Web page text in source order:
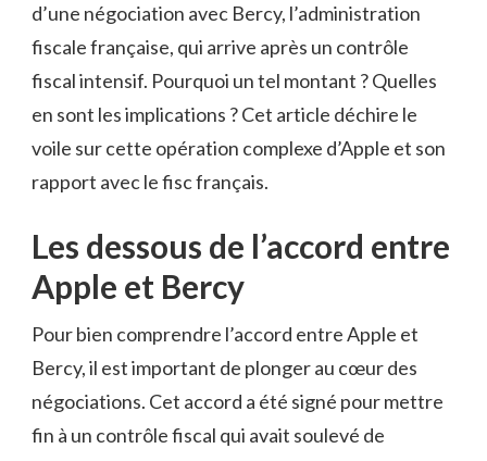
d’une négociation avec Bercy, l’administration
fiscale française, qui arrive après un contrôle
fiscal intensif. Pourquoi un tel montant ? Quelles
en sont les implications ? Cet article déchire le
voile sur cette opération complexe d’Apple et son
rapport avec le fisc français.
Les dessous de l’accord entre
Apple et Bercy
Pour bien comprendre l’accord entre Apple et
Bercy, il est important de plonger au cœur des
négociations. Cet accord a été signé pour mettre
fin à un contrôle fiscal qui avait soulevé de